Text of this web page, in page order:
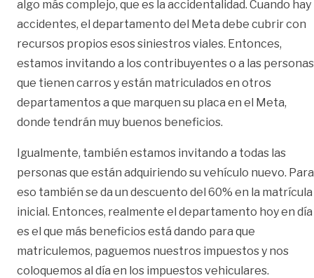
algo más complejo, que es la accidentalidad. Cuando hay
accidentes, el departamento del Meta debe cubrir con
recursos propios esos siniestros viales. Entonces,
estamos invitando a los contribuyentes o a las personas
que tienen carros y están matriculados en otros
departamentos a que marquen su placa en el Meta,
donde tendrán muy buenos beneficios.
Igualmente, también estamos invitando a todas las
personas que están adquiriendo su vehículo nuevo. Para
eso también se da un descuento del 60% en la matrícula
inicial. Entonces, realmente el departamento hoy en día
es el que más beneficios está dando para que
matriculemos, paguemos nuestros impuestos y nos
coloquemos al día en los impuestos vehiculares.